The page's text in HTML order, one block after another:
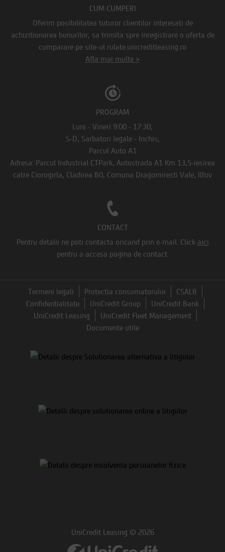
CUM CUMPERI
Oferim posibilitatea tuturor clientilor interesati de
achizitionarea bunurilor, sa trimita spre inregistrare o oferta de
cumparare pe site-ul rulate.unicreditleasing.ro
Afla mai multe >
PROGRAM
Luni - Vineri 9:00 - 17:30;
S-D, Sarbatori legale - Inchis;
Parcul Auto A1
Adresa: Parcul Industrial CTPark, Autostrada A1 Km 13,5-iesirea
catre Ciorogirla, Cladirea B0, Comuna Dragomiresti Vale, Ilfov
CONTACT
Pentru detalii ne poti contacta oricand prin e-mail. Click aici
pentru a accesa pagina de contact.
Termeni legali Protectia consumatorului
CSALB
Confidentialitate
UniCredit Group
UniCredit Bank
UniCredit Leasing
UniCredit Fleet Management
Documente utile
UniCredit Leasing © 2026